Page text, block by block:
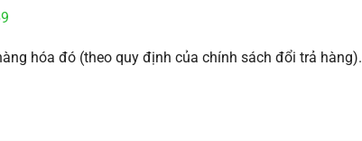
hóa đó (theo quy định của chính sách đổi trả hàng).